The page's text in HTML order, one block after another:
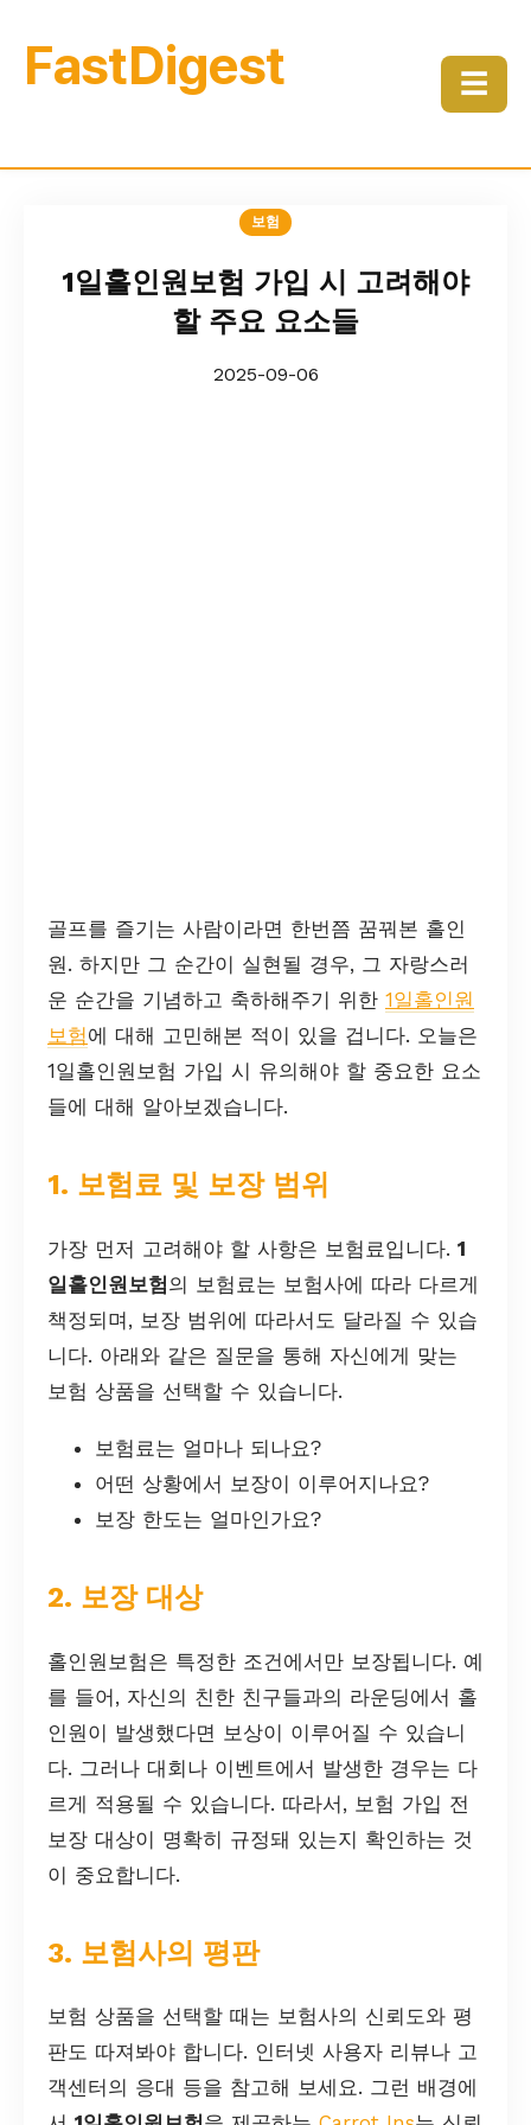
FastDigest ☰
보험
1일홀인원보험 가입 시 고려해야
할 주요 요소들
2025-09-06
골프를 즐기는 사람이라면 한번쯤 꿈꿔본 홀인
원. 하지만 그 순간이 실현될 경우, 그 자랑스러
운 순간을 기념하고 축하해주기 위한 1일홀인원
보험에 대해 고민해본 적이 있을 겁니다. 오늘은
1일홀인원보험 가입 시 유의해야 할 중요한 요소
들에 대해 알아보겠습니다.
1. 보험료 및 보장 범위
가장 먼저 고려해야 할 사항은 보험료입니다. 1
일홀인원보험의 보험료는 보험사에 따라 다르게
책정되며, 보장 범위에 따라서도 달라질 수 있습
니다. 아래와 같은 질문을 통해 자신에게 맞는
보험 상품을 선택할 수 있습니다.
보험료는 얼마나 되나요?
어떤 상황에서 보장이 이루어지나요?
보장 한도는 얼마인가요?
2. 보장 대상
홀인원보험은 특정한 조건에서만 보장됩니다. 예
를 들어, 자신의 친한 친구들과의 라운딩에서 홀
인원이 발생했다면 보상이 이루어질 수 있습니
다. 그러나 대회나 이벤트에서 발생한 경우는 다
르게 적용될 수 있습니다. 따라서, 보험 가입 전
보장 대상이 명확히 규정돼 있는지 확인하는 것
이 중요합니다.
3. 보험사의 평판
보험 상품을 선택할 때는 보험사의 신뢰도와 평
판도 따져봐야 합니다. 인터넷 사용자 리뷰나 고
객센터의 응대 등을 참고해 보세요. 그런 배경에